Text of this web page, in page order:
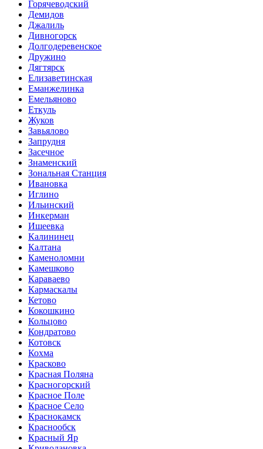
Горячеводский
Демидов
Джалиль
Дивногорск
Долгодеревенское
Дружино
Дягтярск
Елизаветинская
Еманжелинка
Емельяново
Еткуль
Жуков
Завьялово
Запрудня
Засечное
Знаменский
Зональная Станция
Ивановка
Иглино
Ильинский
Инкерман
Ишеевка
Калининец
Калтана
Каменоломни
Камешково
Караваево
Кармаскалы
Кетово
Кокошкино
Кольцово
Кондратово
Котовск
Кохма
Красково
Красная Поляна
Красногорский
Красное Поле
Красное Село
Краснокамск
Краснообск
Красный Яр